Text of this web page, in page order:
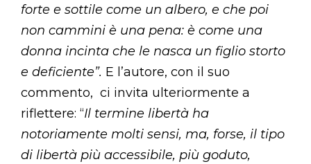
forte e sottile come un albero, e che poi
non cammini è una pena: è come una
donna incinta che le nasca un figlio storto
e deficiente”. E l’autore, con il suo
commento, ci invita ulteriormente a
riflettere: “Il termine libertà ha
notoriamente molti sensi, ma, forse, il tipo
di libertà più accessibile, più goduto,